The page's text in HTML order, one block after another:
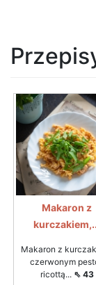
Makaron z
Makaron z
czerwonym
ricottą... ⇖ 43